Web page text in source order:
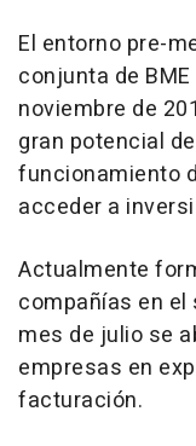
El entorno pre-
conjunta de
noviembre de
gran potencial
funcionamiento
acceder a
Actualmente
compañías en
mes de julio se
empresas en
facturación.